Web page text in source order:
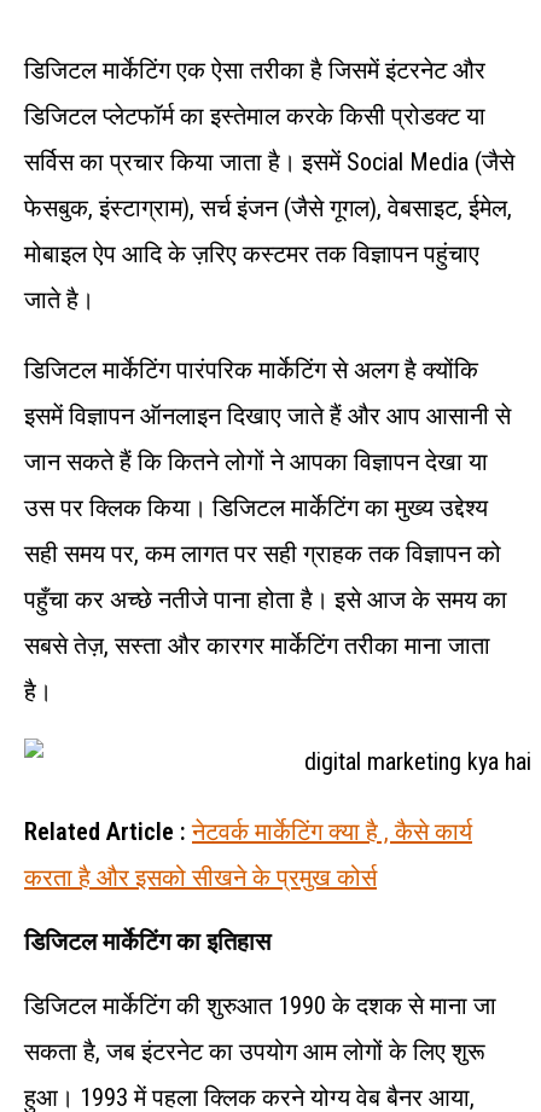
डिजिटल मार्केटिंग एक ऐसा तरीका है जिसमें इंटरनेट और
डिजिटल प्लेटफॉर्म का इस्तेमाल करके किसी प्रोडक्ट या
सर्विस का प्रचार किया जाता है। इसमें Social Media (जैसे
फेसबुक, इंस्टाग्राम), सर्च इंजन (जैसे गूगल), वेबसाइट, ईमेल,
मोबाइल ऐप आदि के ज़रिए कस्टमर तक विज्ञापन पहुंचाए
जाते है।
डिजिटल मार्केटिंग पारंपरिक मार्केटिंग से अलग है क्योंकि
इसमें विज्ञापन ऑनलाइन दिखाए जाते हैं और आप आसानी से
जान सकते हैं कि कितने लोगों ने आपका विज्ञापन देखा या
उस पर क्लिक किया। डिजिटल मार्केटिंग का मुख्य उद्देश्य
सही समय पर, कम लागत पर सही ग्राहक तक विज्ञापन को
पहुँचा कर अच्छे नतीजे पाना होता है। इसे आज के समय का
सबसे तेज़, सस्ता और कारगर मार्केटिंग तरीका माना जाता
है।
Related Article :नेटवर्क मार्केटिंग क्या है , कैसे कार्य
करता है और इसको सीखने के प्रमुख कोर्स
डिजिटल मार्केटिंग का इतिहास
डिजिटल मार्केटिंग की शुरुआत 1990 के दशक से माना जा
सकता है, जब इंटरनेट का उपयोग आम लोगों के लिए शुरू
हुआ। 1993 में पहला क्लिक करने योग्य वेब बैनर आया,